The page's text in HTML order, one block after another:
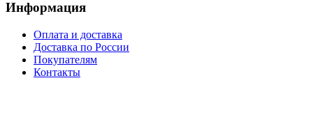
Информация
Оплата и доставка
Доставка по России
Покупателям
Контакты